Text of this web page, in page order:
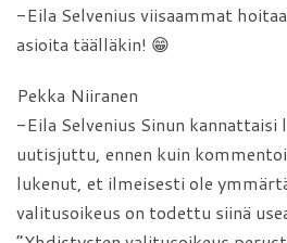
-Eila Selvenius viisaammat
asioita täälläkin! 😁
Pekka Niiranen
-Eila Selvenius Sinun kannattaisi
uutisjuttu, ennen kuin
lukenut, et ilmeisesti ole
valitusoikeus on todettu siinä